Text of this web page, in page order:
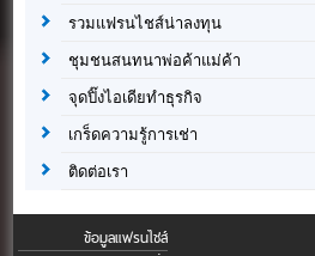
รวมแฟรนไชส์น่าลงทุน
ชุมชนสนทนาพ่อค้าแม่ค้า
จุดปิ๊งไอเดียทำธุรกิจ
เกร็ดความรู้การเช่า
ติดต่อเรา
ข้อมูลแฟรนไชส์